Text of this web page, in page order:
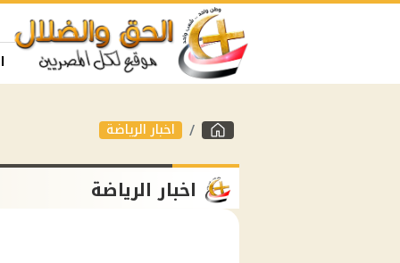
اخبار الرياضة
اخبار الرياضة